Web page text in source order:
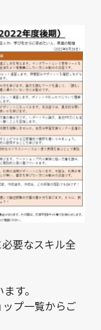
要なスキル全
す。
プ一覧からご